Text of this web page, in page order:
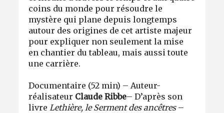
coins du monde pour résoudre le
mystère qui plane depuis longtemps
autour des origines de cet artiste majeur
pour expliquer non seulement la mise
en chantier du tableau, mais aussi toute
une carrière.
Documentaire (52 min) – Auteur-
réalisateur Claude Ribbe– D’après son
livre Lethière, le Serment des ancêtres–